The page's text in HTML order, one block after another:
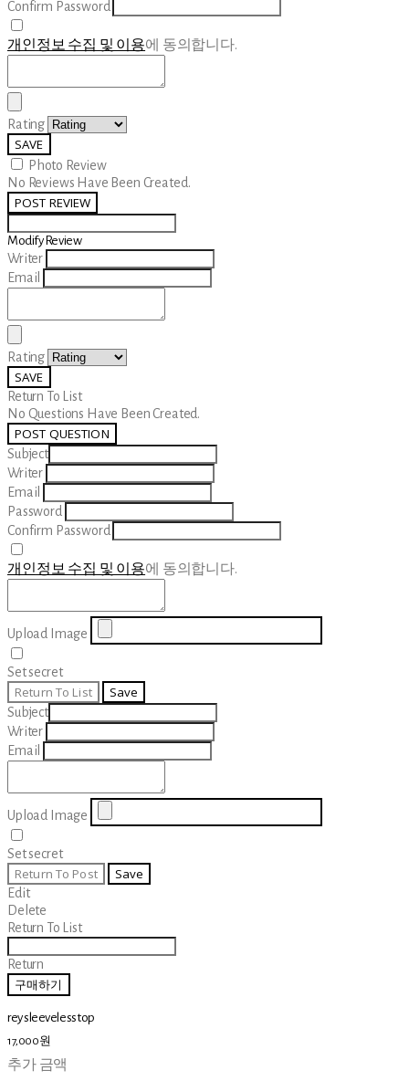
Confirm Password
개인정보 수집 및 이용에 동의합니다.
Rating
SAVE
Photo Review
No Reviews Have Been Created.
POST REVIEW
Modify Review
Writer
Email
Rating
SAVE
Return To List
No Questions Have Been Created.
POST QUESTION
Subject
Writer
Email
Password
Confirm Password
개인정보 수집 및 이용에 동의합니다.
Upload Image
Set secret
Return To List Save
Subject
Writer
Email
Upload Image
Set secret
Return To Post Save
Edit
Delete
Return To List
Return
구매하기
rey sleeveless top
17,000원
추가 금액